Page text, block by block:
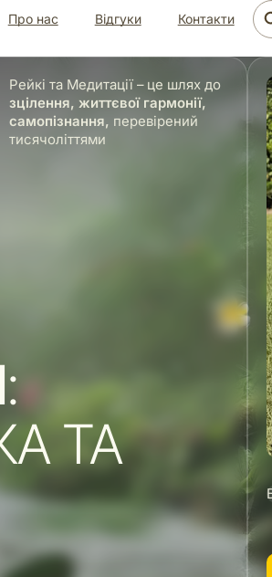
Про нас Відгуки Контакти
Рейкі та Медитації – це шлях до
зцілення, життєвої гармонії,
самопізнання, перевірений
тисячоліттями
:
ТА